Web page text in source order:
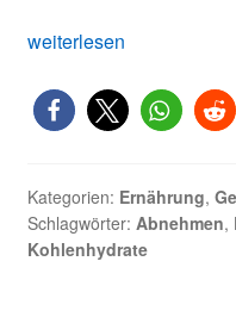
Vier
Tipps
für
Körpergewicht
weiterlesen
Kategorien: Ernährung,
Schlagwörter: Abnehmen,
Kohlenhydrate